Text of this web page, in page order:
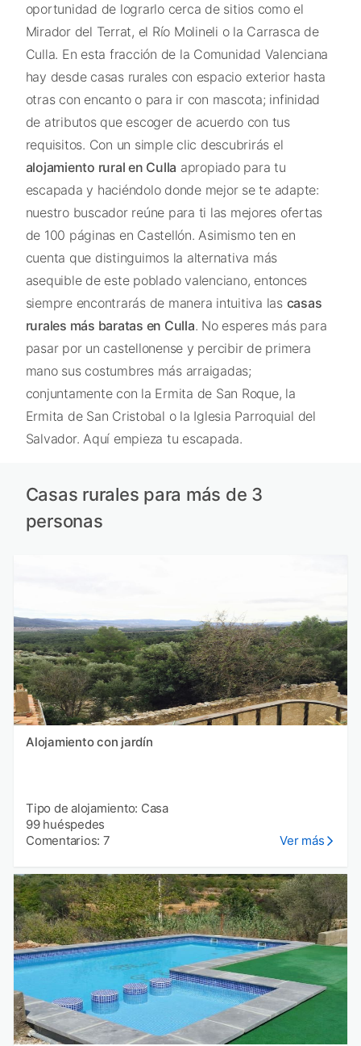
oportunidad de lograrlo cerca de sitios como el
Mirador del Terrat, el Río Molineli o la Carrasca de
Culla. En esta fracción de la Comunidad Valenciana
hay desde casas rurales con espacio exterior hasta
otras con encanto o para ir con mascota; infinidad
de atributos que escoger de acuerdo con tus
requisitos. Con un simple clic descubrirás el
alojamiento rural en Culla apropiado para tu
escapada y haciéndolo donde mejor se te adapte:
nuestro buscador reúne para ti las mejores ofertas
de 100 páginas en Castellón. Asimismo ten en
cuenta que distinguimos la alternativa más
asequible de este poblado valenciano, entonces
siempre encontrarás de manera intuitiva las casas
rurales más baratas en Culla. No esperes más para
pasar por un castellonense y percibir de primera
mano sus costumbres más arraigadas;
conjuntamente con la Ermita de San Roque, la
Ermita de San Cristobal o la Iglesia Parroquial del
Salvador. Aquí empieza tu escapada.
Casas rurales para más de 3
personas
Alojamiento con jardín
Tipo de alojamiento: Casa
99 huéspedes
Comentarios: 7
Ver más